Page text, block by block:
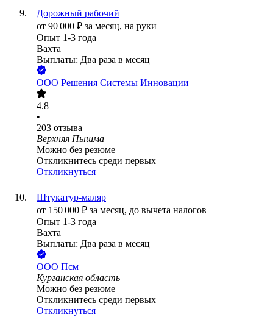
Дорожный рабочий
от 90 000 ₽ за месяц, на руки
Опыт 1-3 года
Вахта
Выплаты: Два раза в месяц
ООО Решения Системы Инновации
4.8
•
203 отзыва
Верхняя Пышма
Можно без резюме
Откликнитесь среди первых
Откликнуться
Штукатур-маляр
от 150 000 ₽ за месяц, до вычета налогов
Опыт 1-3 года
Вахта
Выплаты: Два раза в месяц
ООО Псм
Курганская область
Можно без резюме
Откликнитесь среди первых
Откликнуться